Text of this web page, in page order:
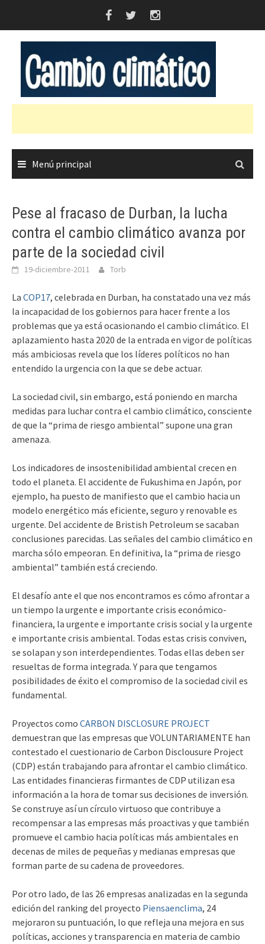
Menú principal
Pese al fracaso de Durban, la lucha
contra el cambio climático avanza por
parte de la sociedad civil
19-diciembre-2011 Torb
La COP17, celebrada en Durban, ha constatado una vez más
la incapacidad de los gobiernos para hacer frente a los
problemas que ya está ocasionando el cambio climático. El
aplazamiento hasta 2020 de la entrada en vigor de políticas
más ambiciosas revela que los líderes políticos no han
entendido la urgencia con la que se debe actuar.
La sociedad civil, sin embargo, está poniendo en marcha
medidas para luchar contra el cambio climático, consciente
de que la “prima de riesgo ambiental” supone una gran
amenaza.
Los indicadores de insostenibilidad ambiental crecen en
todo el planeta. El accidente de Fukushima en Japón, por
ejemplo, ha puesto de manifiesto que el cambio hacia un
modelo energético más eficiente, seguro y renovable es
urgente. Del accidente de Bristish Petroleum se sacaban
conclusiones parecidas. Las señales del cambio climático en
marcha sólo empeoran. En definitiva, la “prima de riesgo
ambiental” también está creciendo.
El desafío ante el que nos encontramos es cómo afrontar a
un tiempo la urgente e importante crisis económico-
financiera, la urgente e importante crisis social y la urgente
e importante crisis ambiental. Todas estas crisis conviven,
se solapan y son interdependientes. Todas ellas deben ser
resueltas de forma integrada. Y para que tengamos
posibilidades de éxito el compromiso de la sociedad civil es
fundamental.
Proyectos como CARBON DISCLOSURE PROJECT
demuestran que las empresas que VOLUNTARIAMENTE han
contestado el cuestionario de Carbon Disclousure Project
(CDP) están trabajando para afrontar el cambio climático.
Las entidades financieras firmantes de CDP utilizan esa
información a la hora de tomar sus decisiones de inversión.
Se construye así un círculo virtuoso que contribuye a
recompensar a las empresas más proactivas y que también
promueve el cambio hacia políticas más ambientales en
decenas de miles de pequeñas y medianas empresas que
forman parte de su cadena de proveedores.
Por otro lado, de las 26 empresas analizadas en la segunda
edición del ranking del proyecto Piensaenclima, 24
mejoraron su puntuación, lo que refleja una mejora en sus
políticas, acciones y transparencia en materia de cambio